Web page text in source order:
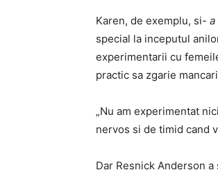
Karen, de exemplu, si- a
special la inceputul
experimentarii cu
practic sa zgarie
„Nu am experimentat
nervos si de timid cand
Dar Resnick Anderson